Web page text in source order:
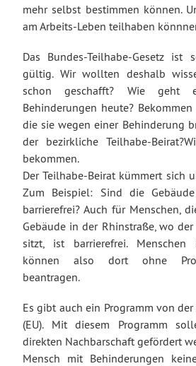
mehr selbst bestimmen können.
am Arbeits-Leben teilhaben
Das Bundes-Teilhabe-Gesetz ist
gültig. Wir wollten deshalb
schon geschafft? Wie geht
Behinderungen heute?
die sie wegen einer Behinderung
der bezirkliche Teilhabe-Beirat?
bekommen.
Der Teilhabe-Beirat kümmert sich
Zum Beispiel: Sind die
barrierefrei? Auch für Menschen,
Gebäude in der Rhinstraße, wo
sitzt, ist barrierefrei. Menschen
können also dort ohne
beantragen.
Es gibt auch ein Programm von
(EU). Mit diesem Programm
direkten Nachbarschaft gefördert
Mensch mit Behinderungen